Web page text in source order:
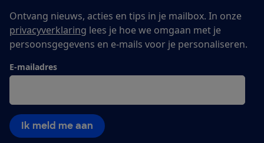
Ontvang nieuws, acties en tips in je mailbox. In onze
privacyverklaring lees je hoe we omgaan met je
persoonsgegevens en e-mails voor je personaliseren.
E-mailadres
Ik meld me aan